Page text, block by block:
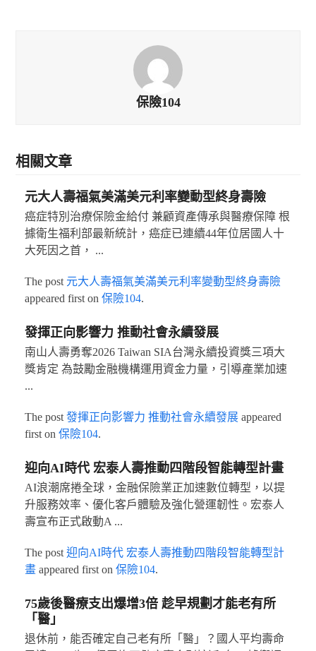
保險104
相關文章
元大人壽福氣美滿美元利率變動型終身壽險
癌症特別治療保險金給付 兼顧資產傳承與醫療保障 根
據衛生福利部最新統計，癌症已連續44年位居國人十
大死因之首， ...
The post 元大人壽福氣美滿美元利率變動型終身壽險
appeared first on 保險104.
發揮正向影響力 推動社會永續發展
南山人壽勇奪2026 Taiwan SIA台灣永續投資獎三項大
獎肯定 為鼓勵金融機構運用資金力量，引導產業加速
...
The post 發揮正向影響力 推動社會永續發展appeared
first on 保險104.
迎向AI時代 宏泰人壽推動四階段智能轉型計畫
AI浪潮席捲全球，金融保險業正加速數位轉型，以提
升服務效率、優化客戶體驗及強化營運韌性。宏泰人
壽宣布正式啟動A ...
The post 迎向AI時代 宏泰人壽推動四階段智能轉型計
畫appeared first on 保險104.
75歲後醫療支出爆增3倍 趁早規劃才能老有所
「醫」
退休前，能否確定自己老有所「醫」？國人平均壽命